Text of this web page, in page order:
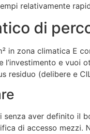
relativamente
di
in zona climatica E
l’investimento e vuoi
residuo (delibere e
senza aver definito il
di accesso mezzi.